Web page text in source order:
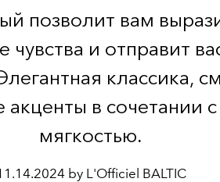
позволит вам
чувства и отправит
классика,
в сочетании с
мягкостью.
by L'Officiel BALTIC